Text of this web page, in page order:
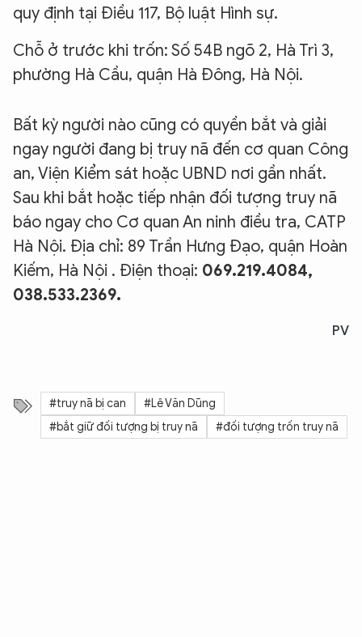
quy định tại Điều 117, Bộ luật Hình sự.
Chỗ ở trước khi trốn: Số 54B ngõ 2, Hà Trì 3,
phường Hà Cầu, quận Hà Đông, Hà Nội.
Bất kỳ người nào cũng có quyền bắt và giải
ngay người đang bị truy nã đến cơ quan Công
an, Viện Kiểm sát hoặc UBND nơi gần nhất.
Sau khi bắt hoặc tiếp nhận đối tượng truy nã
báo ngay cho Cơ quan An ninh điều tra, CATP
Hà Nội. Địa chỉ: 89 Trần Hưng Đạo, quận Hoàn
Kiếm, Hà Nội . Điện thoại: 069.219.4084,
038.533.2369.
PV
#truy nã bị can
#Lê Văn Dũng
#bắt giữ đối tượng bị truy nã
#đối tượng trốn truy nã